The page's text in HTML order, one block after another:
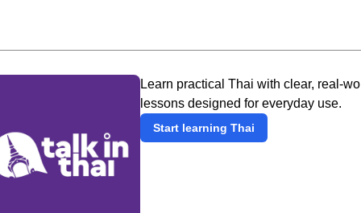
Learn practical Thai with clear, real-
lessons designed for everyday use.
Start learning Thai